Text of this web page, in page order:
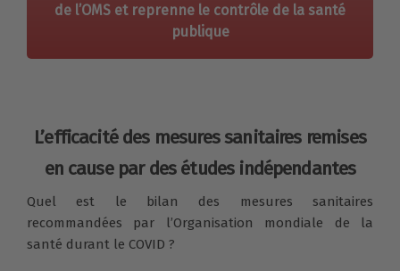
de l’OMS et reprenne le contrôle de la santé
publique
L’efficacité des mesures sanitaires remises
en cause par des études indépendantes
Quel est le bilan des mesures sanitaires
recommandées par l’Organisation mondiale de la
santé durant le COVID ?